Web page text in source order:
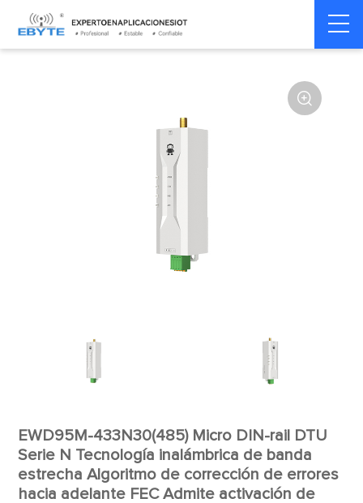
Home > Módem >
inalámbrico

EWD95M-433N30(485) Micro DIN-rail DTU
Serie N Tecnología inalámbrica de banda
estrecha Algoritmo de corrección de errores
hacia adelante FEC Admite activación de